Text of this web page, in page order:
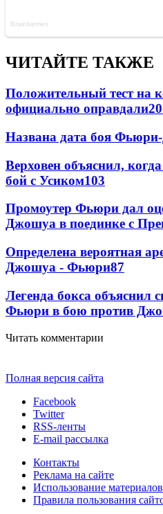
ЧИТАЙТЕ ТАКЖЕ
Положительный тест на
официально оправдали
Названа дата боя
Верховен объяснил,
бой с Усиком103
Промоутер Фьюри дал
Джошуа в поединке с
Определена вероятная
Джошуа - Фьюри87
Легенда бокса объяснил
Фьюри в бою против
Читать комментарии
Полная версия сайта
Facebook
Twitter
RSS-ленты
E-mail рассылка
Контакты
Реклама на сайте
Использование
Правила пользования